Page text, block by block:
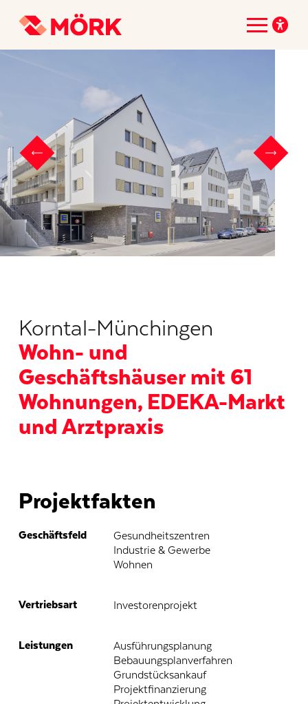
Korntal-Münchingen
Wohn- und
Geschäftshäuser mit 61
Wohnungen, EDEKA-Markt
und Arztpraxis
Projektfakten
Geschäftsfeld
Gesundheitszentren
Industrie & Gewerbe
Wohnen
Vertriebsart Investorenprojekt
Leistungen
Ausführungsplanung
Bebauungsplanverfahren
Grundstücksankauf
Projektfinanzierung